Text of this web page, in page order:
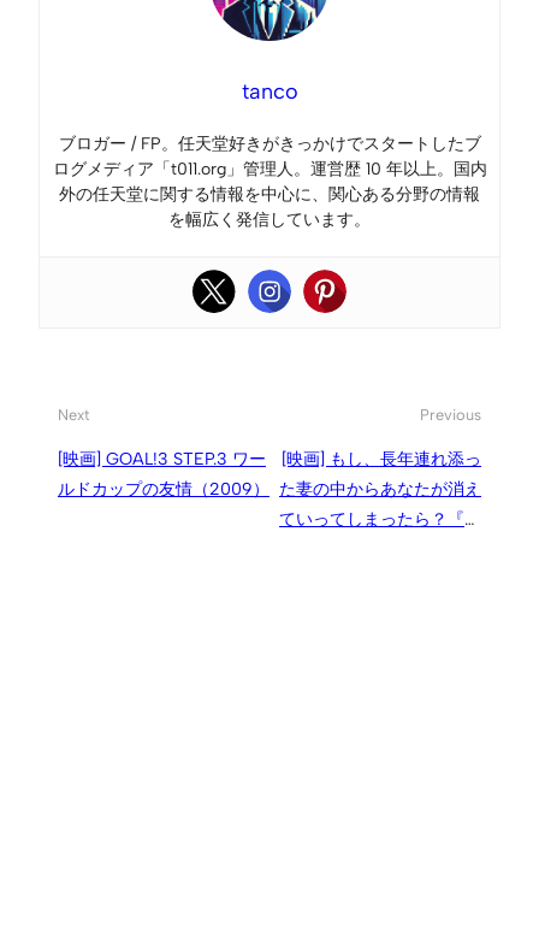
tanco
ブロガー / FP。任天堂好きがきっかけでスタートしたブ
ログメディア「t011.org」管理人。運営歴 10 年以上。国内
外の任天堂に関する情報を中心に、関心ある分野の情報
を幅広く発信しています。
Next
[映画] GOAL!3 STEP.3 ワー
ルドカップの友情（2009）
Previous
[映画] もし、長年連れ添っ
た妻の中からあなたが消え
ていってしまったら？『ア